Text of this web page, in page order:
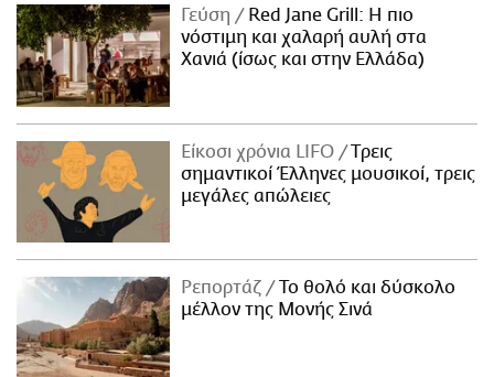
Γεύση
Red Jane Grill: Η πιο
νόστιμη και χαλαρή αυλή στα
Χανιά (ίσως και στην Ελλάδα)
Είκοσι χρόνια LIFO
Tρεις
σημαντικοί Έλληνες μουσικοί, τρεις
μεγάλες απώλειες
Ρεπορτάζ
Το θολό και δύσκολο
μέλλον της Μονής Σινά